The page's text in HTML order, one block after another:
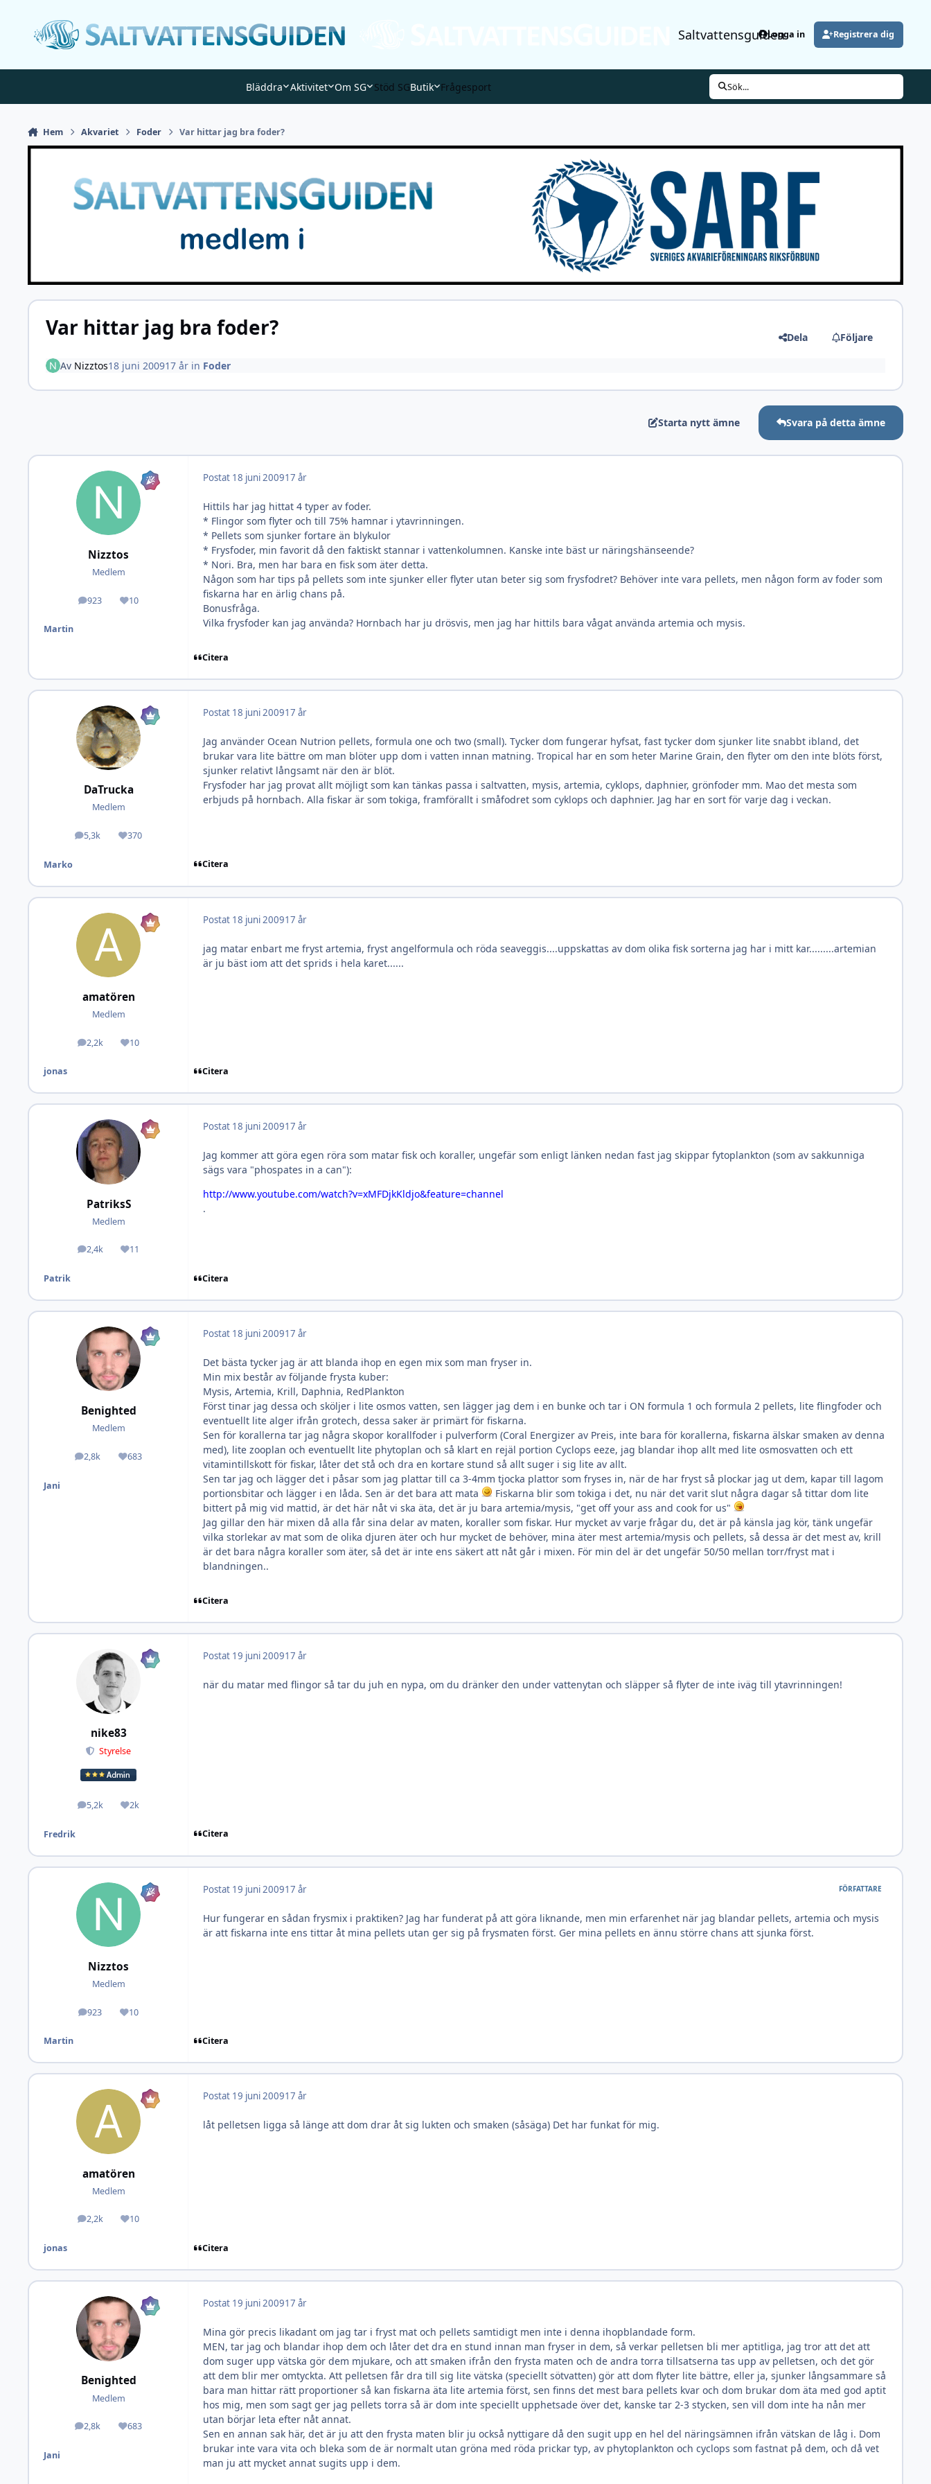
SaltvattensguidenLogga in Registrera dig
Bläddra Aktivitet Om SG Stöd SGButik Frågesport Sök...
Hem Akvariet Foder Var hittar jag bra foder?
Var hittar jag bra foder? Dela Följare
Av Nizztos18 juni 200917 årin Foder
Starta nytt ämne Svara på detta ämne
Nizztos
Medlem
923
Inlägg 10
Omdöme
Martin
Postat 18 juni 200917 år
Hittils har jag hittat 4 typer av foder.
* Flingor som flyter och till 75% hamnar i ytavrinningen.
* Pellets som sjunker fortare än blykulor
* Frysfoder, min favorit då den faktiskt stannar i vattenkolumnen. Kanske inte bäst ur näringshänseende?
* Nori. Bra, men har bara en fisk som äter detta.
Någon som har tips på pellets som inte sjunker eller flyter utan beter sig som frysfodret? Behöver inte vara pellets, men någon form av foder som
fiskarna har en ärlig chans på.
Bonusfråga.
Vilka frysfoder kan jag använda? Hornbach har ju drösvis, men jag har hittils bara vågat använda artemia och mysis.
Citera
DaTrucka
Medlem
5,3k
Inlägg 370
Omdöme
Marko
Postat 18 juni 200917 år
Jag använder Ocean Nutrion pellets, formula one och two (small). Tycker dom fungerar hyfsat, fast tycker dom sjunker lite snabbt ibland, det
brukar vara lite bättre om man blöter upp dom i vatten innan matning. Tropical har en som heter Marine Grain, den flyter om den inte blöts först,
sjunker relativt långsamt när den är blöt.
Frysfoder har jag provat allt möjligt som kan tänkas passa i saltvatten, mysis, artemia, cyklops, daphnier, grönfoder mm. Mao det mesta som
erbjuds på hornbach. Alla fiskar är som tokiga, framförallt i småfodret som cyklops och daphnier. Jag har en sort för varje dag i veckan.
Citera
amatören
Medlem
2,2k
Inlägg 10
Omdöme
jonas
Postat 18 juni 200917 år
jag matar enbart me fryst artemia, fryst angelformula och röda seaveggis....uppskattas av dom olika fisk sorterna jag har i mitt kar.........artemian
är ju bäst iom att det sprids i hela karet......
Citera
PatriksS
Medlem
2,4k
Inlägg 11
Omdöme
Patrik
Postat 18 juni 200917 år
Jag kommer att göra egen röra som matar fisk och koraller, ungefär som enligt länken nedan fast jag skippar fytoplankton (som av sakkunniga
sägs vara "phospates in a can"):
http://www.youtube.com/watch?v=xMFDjkKldjo&feature=channel
.
Citera
Benighted
Medlem
2,8k
Inlägg 683
Omdöme
Jani
Postat 18 juni 200917 år
Det bästa tycker jag är att blanda ihop en egen mix som man fryser in.
Min mix består av följande frysta kuber:
Mysis, Artemia, Krill, Daphnia, RedPlankton
Först tinar jag dessa och sköljer i lite osmos vatten, sen lägger jag dem i en bunke och tar i ON formula 1 och formula 2 pellets, lite flingfoder och
eventuellt lite alger ifrån grotech, dessa saker är primärt för fiskarna.
Sen för korallerna tar jag några skopor korallfoder i pulverform (Coral Energizer av Preis, inte bara för korallerna, fiskarna älskar smaken av denna
med), lite zooplan och eventuellt lite phytoplan och så klart en rejäl portion Cyclops eeze, jag blandar ihop allt med lite osmosvatten och ett
vitamintillskott för fiskar, låter det stå och dra en kortare stund så allt suger i sig lite av allt.
Sen tar jag och lägger det i påsar som jag plattar till ca 3-4mm tjocka plattor som fryses in, när de har fryst så plockar jag ut dem, kapar till lagom
portionsbitar och lägger i en låda. Sen är det bara att mata
Fiskarna blir som tokiga i det, nu när det varit slut några dagar så tittar dom lite
bittert på mig vid mattid, är det här nåt vi ska äta, det är ju bara artemia/mysis, "get off your ass and cook for us"
Jag gillar den här mixen då alla får sina delar av maten, koraller som fiskar. Hur mycket av varje frågar du, det är på känsla jag kör, tänk ungefär
vilka storlekar av mat som de olika djuren äter och hur mycket de behöver, mina äter mest artemia/mysis och pellets, så dessa är det mest av, krill
är det bara några koraller som äter, så det är inte ens säkert att nåt går i mixen. För min del är det ungefär 50/50 mellan torr/fryst mat i
blandningen..
Citera
nike83
Styrelse
5,2k
Inlägg 2k
Omdöme
Fredrik
Postat 19 juni 200917 år
när du matar med flingor så tar du juh en nypa, om du dränker den under vattenytan och släpper så flyter de inte iväg till ytavrinningen!
Citera
Nizztos
Medlem
923
Inlägg 10
Omdöme
Martin
Postat 19 juni 200917 år FÖRFATTARE
Hur fungerar en sådan frysmix i praktiken? Jag har funderat på att göra liknande, men min erfarenhet när jag blandar pellets, artemia och mysis
är att fiskarna inte ens tittar åt mina pellets utan ger sig på frysmaten först. Ger mina pellets en ännu större chans att sjunka först.
Citera
amatören
Medlem
2,2k
Inlägg 10
Omdöme
jonas
Postat 19 juni 200917 år
låt pelletsen ligga så länge att dom drar åt sig lukten och smaken (såsäga) Det har funkat för mig.
Citera
Benighted
Medlem
2,8k
Inlägg 683
Omdöme
Jani
Postat 19 juni 200917 år
Mina gör precis likadant om jag tar i fryst mat och pellets samtidigt men inte i denna ihopblandade form.
MEN, tar jag och blandar ihop dem och låter det dra en stund innan man fryser in dem, så verkar pelletsen bli mer aptitliga, jag tror att det att
dom suger upp vätska gör dem mjukare, och att smaken ifrån den frysta maten och de andra torra tillsatserna tas upp av pelletsen, och det gör
att dem blir mer omtyckta. Att pelletsen får dra till sig lite vätska (speciellt sötvatten) gör att dom flyter lite bättre, eller ja, sjunker långsammare så
bara man hittar rätt proportioner så kan fiskarna äta lite artemia först, sen finns det mest bara pellets kvar och dom brukar dom äta med god aptit
hos mig, men som sagt ger jag pellets torra så är dom inte speciellt upphetsade över det, kanske tar 2-3 stycken, sen vill dom inte ha nån mer
utan börjar leta efter nåt annat.
Sen en annan sak här, det är ju att den frysta maten blir ju också nyttigare då den sugit upp en hel del näringsämnen ifrån vätskan de låg i. Dom
brukar inte vara vita och bleka som de är normalt utan gröna med röda prickar typ, av phytoplankton och cyclops som fastnat på dem, och då vet
man ju att mycket annat sugits upp i dem.